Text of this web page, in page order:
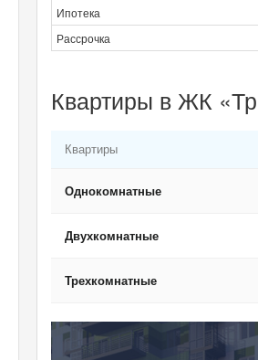
Ипотека
Рассрочка
Квартиры в ЖК
Квартиры
Однокомнатные
Двухкомнатные
Трехкомнатные